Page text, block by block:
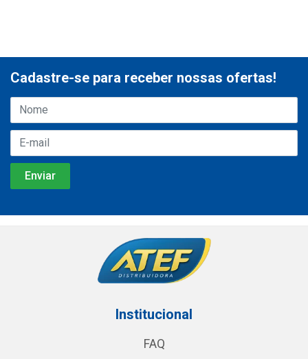
Cadastre-se para receber nossas ofertas!
Institucional
FAQ